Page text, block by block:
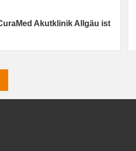
Akutklinik Allgäu ist